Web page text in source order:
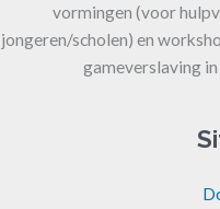
vormingen (voor
jongeren/scholen) en
gameverslaving